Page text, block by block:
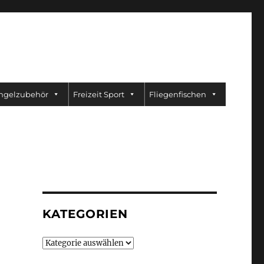
Freizeit Sport Fliegenfischen
KATEGORIEN
Kategorien